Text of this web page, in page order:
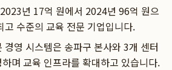
년 17억 원에서 2024년 96억 원으
고 수준의 교육 전문 기업입니다.
경영 시스템은 송파구 본사와 3개 센터
며 교육 인프라를 확대하고 있습니다.